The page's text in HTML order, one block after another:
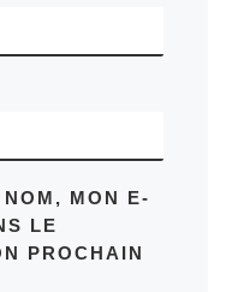
MON E-
LE
PROCHAIN